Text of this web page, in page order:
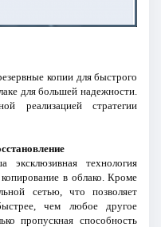
копии для быстрого
для большей надежности.
реализацией стратегии
эксклюзивная технология
в облако. Кроме
сетью, что позволяет
чем любое другое
пропускная способность